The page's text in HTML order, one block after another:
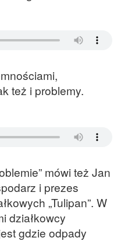
też i problemy.
mówi też Jan
i prezes
„Tulipan”. W
działkowcy
gdzie odpady